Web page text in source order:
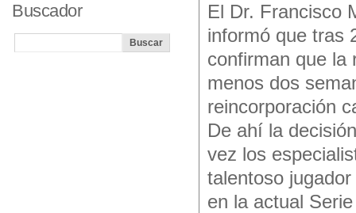
El Dr. Francisco
informó que tras
confirman que la
menos dos
reincorporación
De ahí la
vez los
talentoso
en la actual
Buscador